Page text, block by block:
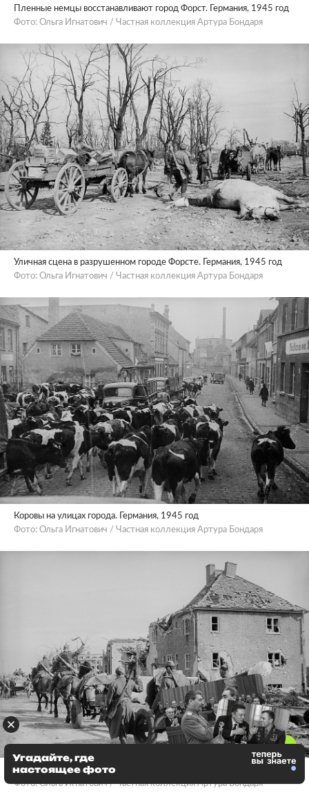
Пленные немцы восстанавливают город Форст. Германия, 1945 год
Фото: Ольга Игнатович / Частная коллекция Артура Бондаря
Уличная сцена в разрушенном городе Форсте. Германия, 1945 год
Фото: Ольга Игнатович / Частная коллекция Артура Бондаря
Коровы на улицах города. Германия, 1945 год
Фото: Ольга Игнатович / Частная коллекция Артура Бондаря
Форст, Германия, 1945 год
Фото: Ольга Игнатович / Частная коллекция Артура Бондаря
Угадайте, где
настоящее фото